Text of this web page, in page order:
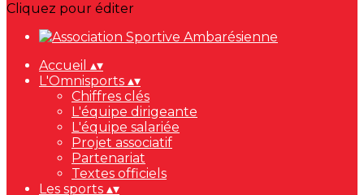
Cliquez pour éditer
Accueil ▴▾
L'Omnisports ▴▾
Chiffres clés
L'équipe dirigeante
L'équipe salariée
Projet associatif
Partenariat
Textes officiels
Les sports ▴▾